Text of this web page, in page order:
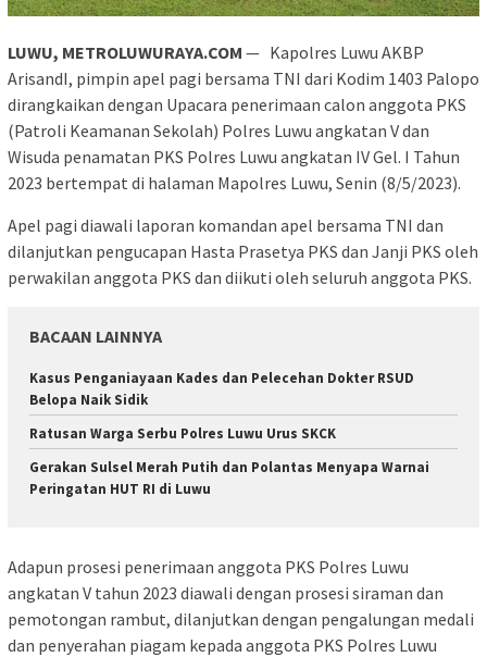
LUWU, METROLUWURAYA.COM — Kapolres Luwu AKBP
ArisandI, pimpin apel pagi bersama TNI dari Kodim 1403 Palopo
dirangkaikan dengan Upacara penerimaan calon anggota PKS
(Patroli Keamanan Sekolah) Polres Luwu angkatan V dan
Wisuda penamatan PKS Polres Luwu angkatan IV Gel. I Tahun
2023 bertempat di halaman Mapolres Luwu, Senin (8/5/2023).
Apel pagi diawali laporan komandan apel bersama TNI dan
dilanjutkan pengucapan Hasta Prasetya PKS dan Janji PKS oleh
perwakilan anggota PKS dan diikuti oleh seluruh anggota PKS.
BACAAN LAINNYA
Kasus Penganiayaan Kades dan Pelecehan Dokter RSUD
Belopa Naik Sidik
Ratusan Warga Serbu Polres Luwu Urus SKCK
Gerakan Sulsel Merah Putih dan Polantas Menyapa Warnai
Peringatan HUT RI di Luwu
Adapun prosesi penerimaan anggota PKS Polres Luwu
angkatan V tahun 2023 diawali dengan prosesi siraman dan
pemotongan rambut, dilanjutkan dengan pengalungan medali
dan penyerahan piagam kepada anggota PKS Polres Luwu